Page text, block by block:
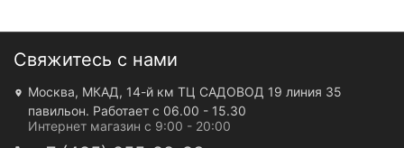
Свяжитесь с нами
Москва, МКАД, 14-й км ТЦ САДОВОД 19 линия 35
павильон. Работает с 06.00 - 15.30
Интернет магазин с 9:00 - 20:00